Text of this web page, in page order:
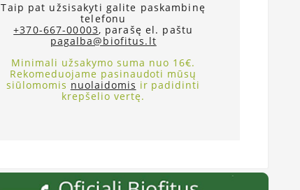
Taip pat užsisakyti galite paskambinę
telefonu
+370-667-00003, parašę el. paštu
pagalba@biofitus.lt
Minimali užsakymo suma nuo 16€.
Rekomeduojame pasinaudoti mūsų
siūlomomis nuolaidomis ir padidinti
krepšelio vertę.